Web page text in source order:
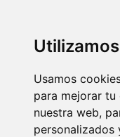
Usamos
para mejorar tu
nuestra web,
personalizados